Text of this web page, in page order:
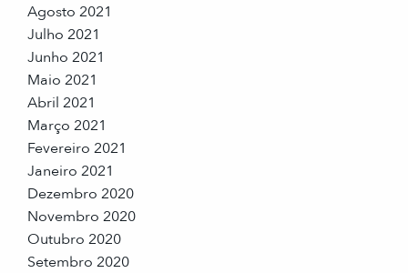
Agosto 2021
Julho 2021
Junho 2021
Maio 2021
Abril 2021
Março 2021
Fevereiro 2021
Janeiro 2021
Dezembro 2020
Novembro 2020
Outubro 2020
Setembro 2020